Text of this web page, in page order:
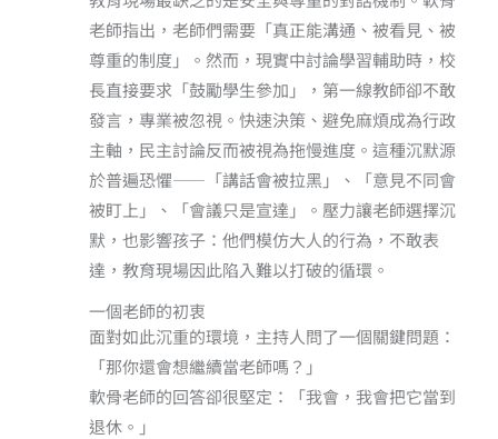
老師指出，老師們需要「真正能溝通、被看見、被
尊重的制度」。然而，現實中討論學習輔助時，校
長直接要求「鼓勵學生參加」，第一線教師卻不敢
發言，專業被忽視。快速決策、避免麻煩成為行政
主軸，民主討論反而被視為拖慢進度。這種沉默源
於普遍恐懼——「講話會被拉黑」、「意見不同會
被盯上」、「會議只是宣達」。壓力讓老師選擇沉
默，也影響孩子：他們模仿大人的行為，不敢表
達，教育現場因此陷入難以打破的循環。
一個老師的初衷
面對如此沉重的環境，主持人問了一個關鍵問題：
「那你還會想繼續當老師嗎？」
軟骨老師的回答卻很堅定：「我會，我會把它當到
退休。」